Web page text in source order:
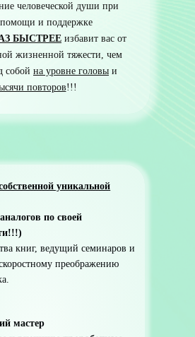
уникальной
по своей
книг, ведущий семинаров и
преображению
мастер
человеческой души при
и поддержке
БЫСТРЕЕ избавит вас от
жизненной тяжести, чем
собой на уровне головы и
повторов!!!